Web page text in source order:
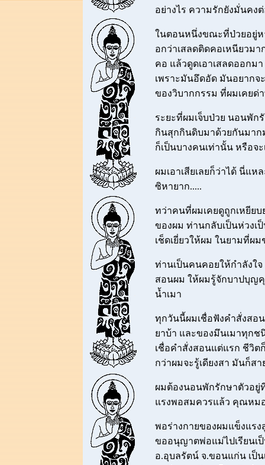
อย่างไร ความรักยังมั่นคง
ในตอนหนึ่งขณะที่ป่วยอยู่ห
อกว่าเสลดติดคอเหนียวม
คอ แล้วดูดเอาเสลดออกม
เพราะมันอึดอัด มันอยากจ
ของวิบากกรรม ที่ผมเคยด่
ระยะที่ผมเจ็บป่วย นอนพัก
กินสุกกินดิบมาด้วยกันมาก
ก็เป็นบางคนเท่านั้น หรือจ
ผมเอาเสียเลยก็ว่าได้ นี่แ
ซิหายาก.....
ทว่าคนที่ผมเคยดูถูกเหยี
ของผม ท่านกลับเป็นห่วงเ
เช็ดเยี่ยวให้ผม ในยามที่ผม
ท่านเป็นคนคอยให้กำลังใ
สอนผม ให้ผมรู้จักบาปบุญ
น้ำเมา
ทุกวันนี้ผมเชื่อฟังคำสั่งสอ
ยาบ้า และของมึนเมาทุกช
เชื่อคำสั่งสอนแต่แรก ชีวิต
กว่าผมจะรู้เดียงสา มันก็สา
ผมต้องนอนพักรักษาตัวอยู่
แรงพอสมควรแล้ว คุณหม
พอร่างกายของผมแข็งแร
ขออนุญาตพ่อแม่ไปเรียนเ
อ.อุบลรัตน์ จ.ขอนแก่น เป็